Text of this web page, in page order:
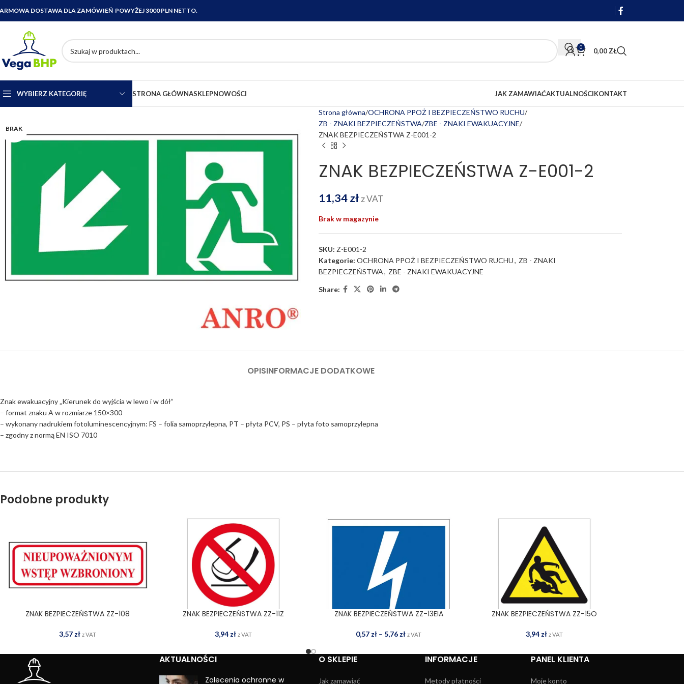
DOSTAWA DLA ZAMÓWIEŃ POWYŻEJ 3000 PLN NETTO.
0 0,00 ZŁ
WYBIERZ KATEGORIĘ STRONA GŁÓWNASKLEPNOWOŚCI JAK ZAMAWIAĆAKTUALNOŚCIKONTAKT
BRAK
Strona główna OCHRONA PPOŻ I BEZPIECZEŃSTWO RUCHU
ZB - ZNAKI BEZPIECZEŃSTWA ZBE - ZNAKI EWAKUACYJNE
ZNAK BEZPIECZEŃSTWA Z-E001-2
ZNAK BEZPIECZEŃSTWA Z-E001-2
11,34zł z VAT
Brak w magazynie
SKU: Z-E001-2
Kategorie: OCHRONA PPOŻ I BEZPIECZEŃSTWO RUCHU, ZB - ZNAKI
BEZPIECZEŃSTWA, ZBE - ZNAKI EWAKUACYJNE
Share:
OPISINFORMACJE DODATKOWE
Znak ewakuacyjny „Kierunek do wyjścia w lewo i w dół”
– format znaku A w rozmiarze 150×300
– wykonany nadrukiem fotoluminescencyjnym: FS – folia samoprzylepna, PT – płyta PCV, PS – płyta foto samoprzylepna
– zgodny z normą EN ISO 7010
Podobne produkty
DODAJ DO KOSZYKA
ZNAK BEZPIECZEŃSTWA ZZ-108
3,57 zł z VAT
DODAJ DO KOSZYKA
ZNAK BEZPIECZEŃSTWA ZZ-11Z
3,94 zł z VAT
WYBIERZ OPCJE
ZNAK BEZPIECZEŃSTWA ZZ-13EIA
0,57 zł – 5,76 zł z VAT
DODAJ DO KOSZYKA
ZNAK BEZPIECZEŃSTWA ZZ-15O
3,94 zł z VAT
AKTUALNOŚCI
Zalecenia ochronne w
O SKLEPIE
Jak zamawiać
INFORMACJE
Metody płatności
PANEL KLIENTA
Moje konto